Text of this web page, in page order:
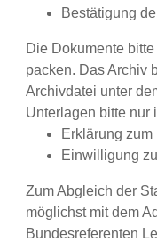
Bestätigung
Die Dokumente
packen. Das Archiv
Archivdatei unter
Unterlagen bitte nur
Erklärung
Einwilligung
Zum Abgleich der
möglichst mit dem
Bundesreferenten